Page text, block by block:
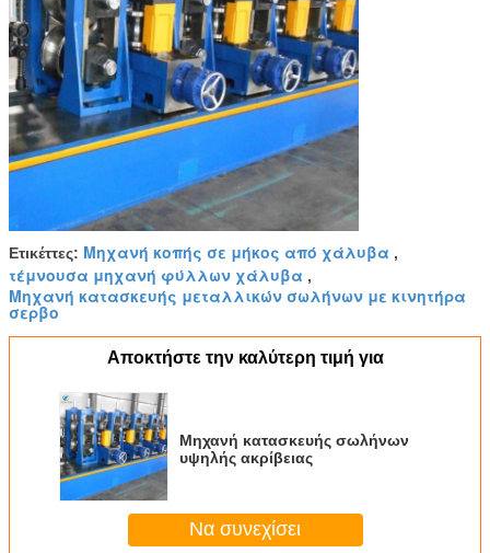
Ετικέττες: Μηχανή κοπής σε μήκος από χάλυβα ,
τέμνουσα μηχανή φύλλων χάλυβα ,
Μηχανή κατασκευής μεταλλικών σωλήνων με κινητήρα
σερβο
Αποκτήστε την καλύτερη τιμή για
Μηχανή κατασκευής σωλήνων
υψηλής ακρίβειας
Να συνεχίσει